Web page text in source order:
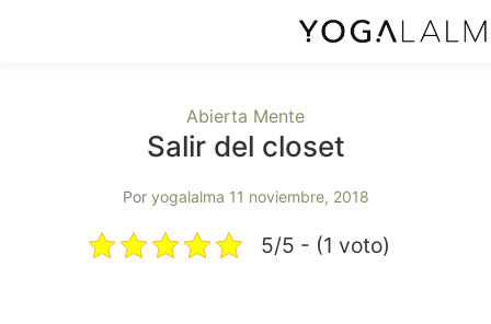
Abierta Mente
Salir del closet
Por yogalalma 11 noviembre, 2018
5/5 - (1 voto)